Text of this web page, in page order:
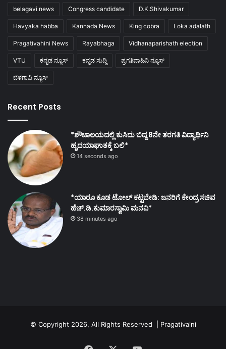
belagavi news Congress candidate D.K.Shivakumar
Havyaka habba Kannada News King cobra Loka adalath
Pragativahini News Rayabhaga Vidhanaparishath election
VTU ಕನ್ನಡ ನ್ಯೂಸ್ ಕನ್ನಡ ಸುದ್ದಿ ಪ್ರಗತಿವಾಹಿನಿ ನ್ಯೂಸ್
ಬೆಳಗಾವಿ ನ್ಯೂಸ್
Recent Posts
*ಶೌಚಾಲಯದಲ್ಲಿ ಕುಸಿದು ಬಿದ್ದ 8ನೇ ತರಗತಿ ವಿದ್ಯಾರ್ಥಿನಿ
ಹೃದಯಾಘಾತಕ್ಕೆ ಬಲಿ*
14 seconds ago
*ಯಾರೂ ಕೂಡ ಟೋಲ್ ಕಟ್ಟಬೇಡಿ: ಜನರಿಗೆ ಕೇಂದ್ರ ಸಚಿವ
ಹೆಚ್.ಡಿ.ಕುಮಾರಸ್ವಾಮಿ ಮನವಿ*
38 minutes ago
© Copyright 2026, All Rights Reserved | Pragativaini